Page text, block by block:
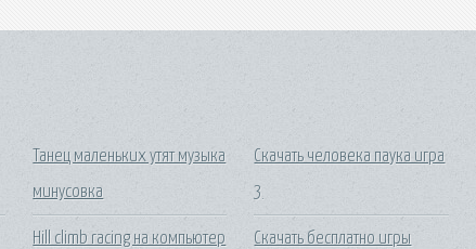
Танец маленьких утят музыка
минусовка
Hill climb racing на компьютер
Скачать человека паука игра
3
Скачать бесплатно игры